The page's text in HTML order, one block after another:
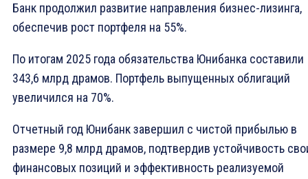
Банк продолжил развитие направления бизнес-лизинга,
обеспечив рост портфеля на 55%.
По итогам 2025 года обязательства Юнибанка составили
343,6 млрд драмов. Портфель выпущенных облигаций
увеличился на 70%.
Отчетный год Юнибанк завершил с чистой прибылью в
размере 9,8 млрд драмов, подтвердив устойчивость
финансовых позиций и эффективность реализуемой